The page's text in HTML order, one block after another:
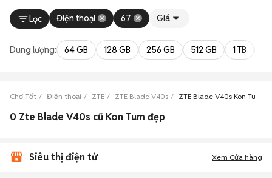
Lọc Điện thoại 67 Giá
Dung lượng: 64 GB 128 GB 256 GB 512 GB 1 TB
Chợ Tốt Điện thoại ZTE ZTE Blade V40s ZTE Blade V40s Kon Tum
0 Zte Blade V40s cũ Kon Tum đẹp
Siêu thị điện tử Xem Cửa hàng